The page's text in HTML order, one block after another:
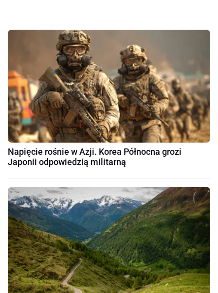
Napięcie rośnie w Azji. Korea Północna grozi
Japonii odpowiedzią militarną